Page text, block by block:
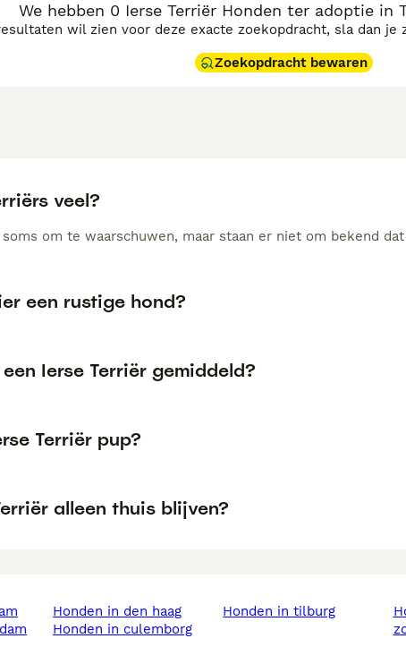
We hebben 0 Ierse Terriër Honden ter adoptie in
wil zien voor deze exacte zoekopdracht, sla dan
Zoekopdracht bewaren
veel?
om te waarschuwen, maar staan er niet om bekend
een rustige hond?
Ierse Terriër gemiddeld?
Terriër pup?
alleen thuis blijven?
honden in den haag
honden in culemborg
honden in tilburg
honden in bergen op